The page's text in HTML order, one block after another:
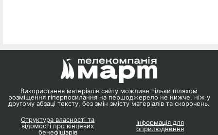
Використання матеріалів сайту можливе тільки шляхом
розміщення гіперпосилання на першоджерело не нижче, ніж у
другому абзаці тексту, без змін змісту матеріалів та скорочень.
Структура власності та
відомості про кінцевих
бенефіціарів
Інформація для
оприлюднення